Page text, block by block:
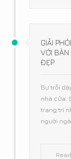
GIẢI
VỚI BÀN
ĐẸP
Sự trỗi
nhà cửa.
trang trí
người